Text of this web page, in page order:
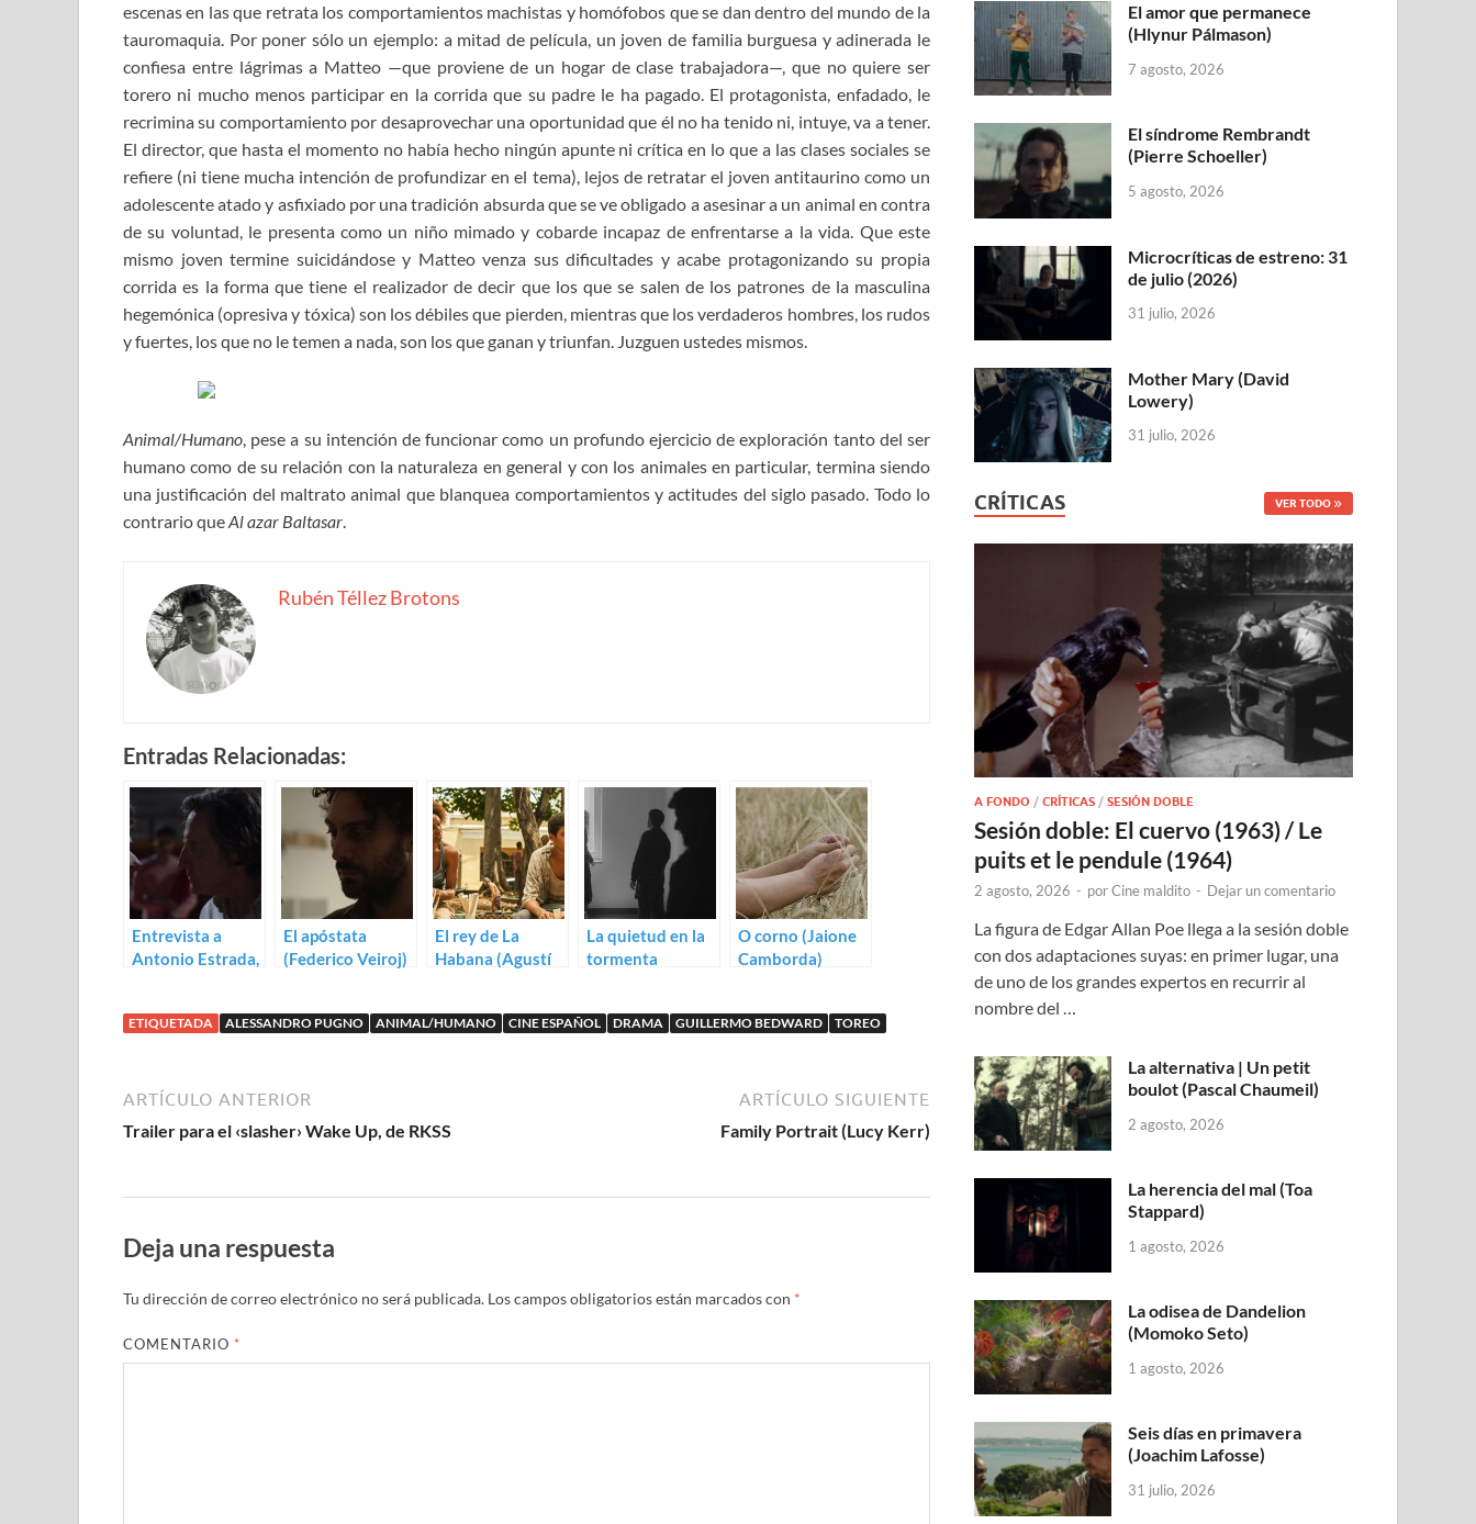
escenas en las que retrata los comportamientos machistas y homófobos que se dan dentro del mundo de la
tauromaquia. Por poner sólo un ejemplo: a mitad de película, un joven de familia burguesa y adinerada le
confiesa entre lágrimas a Matteo —que proviene de un hogar de clase trabajadora—, que no quiere ser
torero ni mucho menos participar en la corrida que su padre le ha pagado. El protagonista, enfadado, le
recrimina su comportamiento por desaprovechar una oportunidad que él no ha tenido ni, intuye, va a tener.
El director, que hasta el momento no había hecho ningún apunte ni crítica en lo que a las clases sociales se
refiere (ni tiene mucha intención de profundizar en el tema), lejos de retratar el joven antitaurino como un
adolescente atado y asfixiado por una tradición absurda que se ve obligado a asesinar a un animal en contra
de su voluntad, le presenta como un niño mimado y cobarde incapaz de enfrentarse a la vida. Que este
mismo joven termine suicidándose y Matteo venza sus dificultades y acabe protagonizando su propia
corrida es la forma que tiene el realizador de decir que los que se salen de los patrones de la masculina
hegemónica (opresiva y tóxica) son los débiles que pierden, mientras que los verdaderos hombres, los rudos
y fuertes, los que no le temen a nada, son los que ganan y triunfan. Juzguen ustedes mismos.
Animal/Humano, pese a su intención de funcionar como un profundo ejercicio de exploración tanto del ser
humano como de su relación con la naturaleza en general y con los animales en particular, termina siendo
una justificación del maltrato animal que blanquea comportamientos y actitudes del siglo pasado. Todo lo
contrario queAl azar Baltasar.
Rubén Téllez Brotons
Entradas Relacionadas:
Entrevista a
Antonio Estrada,
El apóstata
(Federico Veiroj)
El rey de La
Habana (Agustí
La quietud en la
tormenta
O corno (Jaione
Camborda)
ETIQUETADA ALESSANDRO PUGNO ANIMAL/HUMANO CINE ESPAÑOL DRAMA GUILLERMO BEDWARD TOREO
ARTÍCULO ANTERIOR
Trailer para el ‹slasher› Wake Up, de RKSS
ARTÍCULO SIGUIENTE
Family Portrait (Lucy Kerr)
Deja una respuesta
Tu dirección de correo electrónico no será publicada. Los campos obligatorios están marcados con *
COMENTARIO *
El amor que permanece
(Hlynur Pálmason)
7 agosto, 2026
El síndrome Rembrandt
(Pierre Schoeller)
5 agosto, 2026
Microcríticas de estreno: 31
de julio (2026)
31 julio, 2026
Mother Mary (David
Lowery)
31 julio, 2026
CRÍTICAS VER TODO
A FONDO /CRÍTICAS /SESIÓN DOBLE
Sesión doble: El cuervo (1963) / Le
puits et le pendule (1964)
2 agosto, 2026 - porCine maldito - Dejar un comentario
La figura de Edgar Allan Poe llega a la sesión doble
con dos adaptaciones suyas: en primer lugar, una
de uno de los grandes expertos en recurrir al
nombre del …
La alternativa | Un petit
boulot (Pascal Chaumeil)
2 agosto, 2026
La herencia del mal (Toa
Stappard)
1 agosto, 2026
La odisea de Dandelion
(Momoko Seto)
1 agosto, 2026
Seis días en primavera
(Joachim Lafosse)
31 julio, 2026